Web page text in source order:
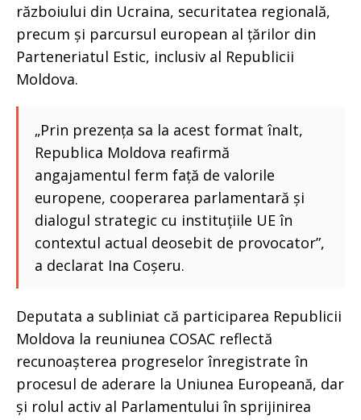
războiului din Ucraina, securitatea regională,
precum și parcursul european al țărilor din
Parteneriatul Estic, inclusiv al Republicii
Moldova.
„Prin prezența sa la acest format înalt,
Republica Moldova reafirmă
angajamentul ferm față de valorile
europene, cooperarea parlamentară și
dialogul strategic cu instituțiile UE în
contextul actual deosebit de provocator”,
a declarat Ina Coșeru.
Deputata a subliniat că participarea Republicii
Moldova la reuniunea COSAC reflectă
recunoașterea progreselor înregistrate în
procesul de aderare la Uniunea Europeană, dar
și rolul activ al Parlamentului în sprijinirea